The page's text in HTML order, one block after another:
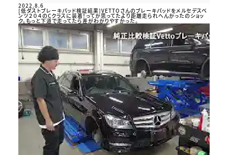
2022.8.6
[低ダストブレーキパッド検証結果]VETTOさんのブレーキパッドをメルセデスベ
ンツ２０４のCクラスに装着！ってか思ってたより距離走られへんかったのショッ
ク。もっと下道で走ってたら差がわかりやすかった。